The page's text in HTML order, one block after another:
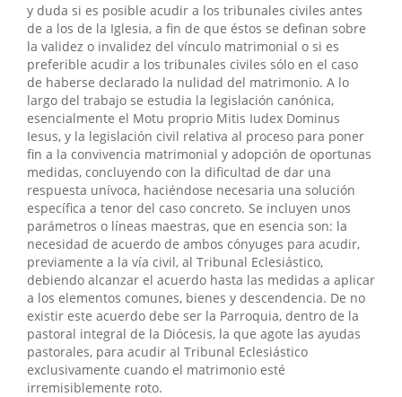
y duda si es posible acudir a los tribunales civiles antes
de a los de la Iglesia, a fin de que éstos se definan sobre
la validez o invalidez del vínculo matrimonial o si es
preferible acudir a los tribunales civiles sólo en el caso
de haberse declarado la nulidad del matrimonio. A lo
largo del trabajo se estudia la legislación canónica,
esencialmente el Motu proprio Mitis Iudex Dominus
Iesus, y la legislación civil relativa al proceso para poner
fin a la convivencia matrimonial y adopción de oportunas
medidas, concluyendo con la dificultad de dar una
respuesta unívoca, haciéndose necesaria una solución
específica a tenor del caso concreto. Se incluyen unos
parámetros o líneas maestras, que en esencia son: la
necesidad de acuerdo de ambos cónyuges para acudir,
previamente a la vía civil, al Tribunal Eclesiástico,
debiendo alcanzar el acuerdo hasta las medidas a aplicar
a los elementos comunes, bienes y descendencia. De no
existir este acuerdo debe ser la Parroquia, dentro de la
pastoral integral de la Diócesis, la que agote las ayudas
pastorales, para acudir al Tribunal Eclesiástico
exclusivamente cuando el matrimonio esté
irremisiblemente roto.